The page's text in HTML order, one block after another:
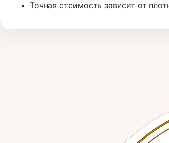
Точная стоимость зависит от